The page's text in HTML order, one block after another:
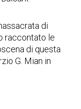
di
raccontato le
di questa
G. Mian in